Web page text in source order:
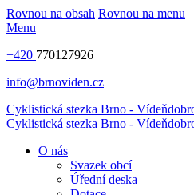
Rovnou na obsah Rovnou na menu
Menu
+420 770127926
info@brnoviden.cz
Cyklistická stezka Brno - Vídeň
Cyklistická stezka Brno - Vídeň
O nás
Svazek obcí
Úřední deska